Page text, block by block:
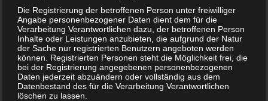
Schreibe einen Kommentar
Deine E-Mail-Adresse wird nicht veröffentlicht.
Erforderliche Felder sind mit*markiert
Kommentar*
Die Registrierung der betroffenen Person unter freiwilliger
Angabe personenbezogener Daten dient dem für die
Verarbeitung Verantwortlichen dazu, der betroffenen Person
Inhalte oder Leistungen anzubieten, die aufgrund der Natur
der Sache nur registrierten Benutzern angeboten werden
können. Registrierten Personen steht die Möglichkeit frei, die
bei der Registrierung angegebenen personenbezogenen
Daten jederzeit abzuändern oder vollständig aus dem
Datenbestand des für die Verarbeitung Verantwortlichen
löschen zu lassen.